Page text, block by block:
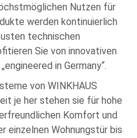
Nutzen für
werden kontinuierlich
technischen
Sie von innovativen
in Germany“.
von WINKHAUS
je her stehen sie für hohe
Komfort und
einzelnen Wohnungstür bis